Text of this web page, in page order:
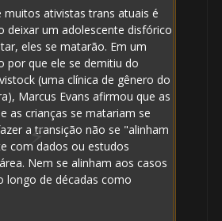
muitos ativistas trans atuais é
deixar um adolescente disfórico
eles se matarão. Em um
por que ele se demitiu do
(uma clínica de gênero do
Marcus Evans afirmou que as
as crianças se matariam se
a transição não se "alinham
com dados ou estudos
Nem se alinham aos casos
longo de décadas como